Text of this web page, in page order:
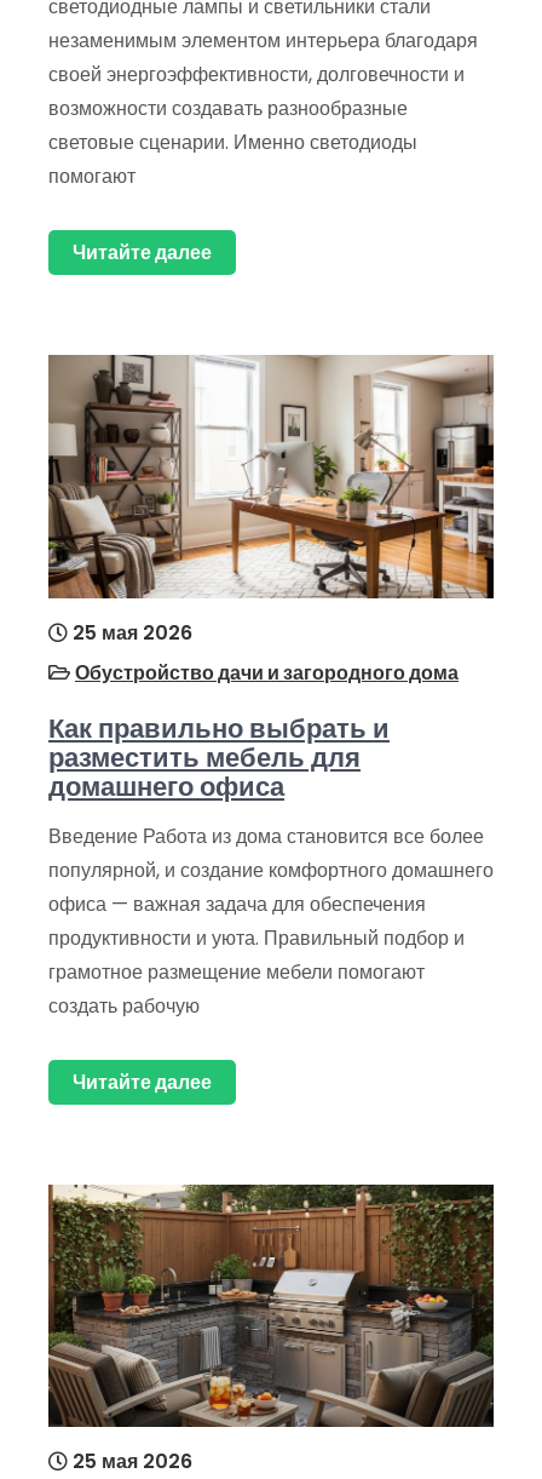
светодиодные лампы и светильники стали
незаменимым элементом интерьера благодаря
своей энергоэффективности, долговечности и
возможности создавать разнообразные
световые сценарии. Именно светодиоды
помогают
Читайте далее
25 мая 2026
Обустройство дачи и загородного дома
Как правильно выбрать и
разместить мебель для
домашнего офиса
Введение Работа из дома становится все более
популярной, и создание комфортного домашнего
офиса — важная задача для обеспечения
продуктивности и уюта. Правильный подбор и
грамотное размещение мебели помогают
создать рабочую
Читайте далее
25 мая 2026